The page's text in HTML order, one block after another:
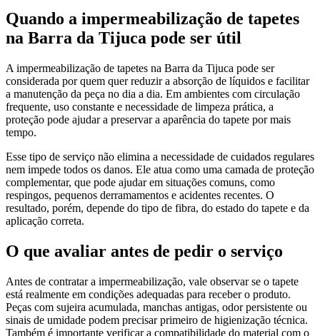
Quando a impermeabilização de tapetes
na Barra da Tijuca pode ser útil
A impermeabilização de tapetes na Barra da Tijuca pode ser
considerada por quem quer reduzir a absorção de líquidos e facilitar
a manutenção da peça no dia a dia. Em ambientes com circulação
frequente, uso constante e necessidade de limpeza prática, a
proteção pode ajudar a preservar a aparência do tapete por mais
tempo.
Esse tipo de serviço não elimina a necessidade de cuidados regulares
nem impede todos os danos. Ele atua como uma camada de proteção
complementar, que pode ajudar em situações comuns, como
respingos, pequenos derramamentos e acidentes recentes. O
resultado, porém, depende do tipo de fibra, do estado do tapete e da
aplicação correta.
O que avaliar antes de pedir o serviço
Antes de contratar a impermeabilização, vale observar se o tapete
está realmente em condições adequadas para receber o produto.
Peças com sujeira acumulada, manchas antigas, odor persistente ou
sinais de umidade podem precisar primeiro de higienização técnica.
Também é importante verificar a compatibilidade do material com o